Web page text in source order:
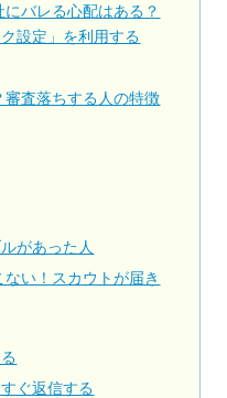
バレる心配はある？
設定」を利用する
審査落ちする人の特徴
があった人
い！スカウトが届き
ぐ返信する